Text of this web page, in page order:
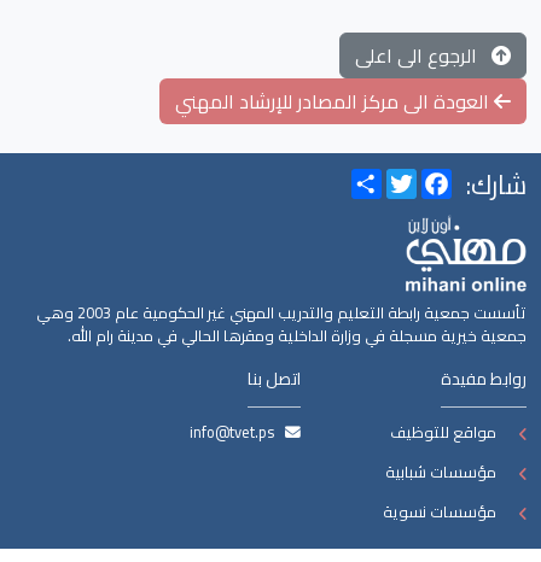
الرجوع الى اعلى
العودة الى مركز المصادر للإرشاد المهني
شارك: ShareTwitterFacebook
تأسست جمعية رابطة التعليم والتدريب المهني غير الحكومية عام 2003 وهي
جمعية خيرية مسجلة في وزارة الداخلية ومقرها الحالي في مدينة رام الله.
روابط مفيدة
مواقع للتوظيف
مؤسسات شبابية
مؤسسات نسوية
اتصل بنا
info@tvet.ps